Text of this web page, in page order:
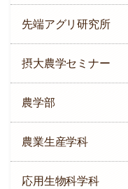
先端アグリ研究所
摂大農学セミナー
農学部
農業生産学科
応用生物科学科